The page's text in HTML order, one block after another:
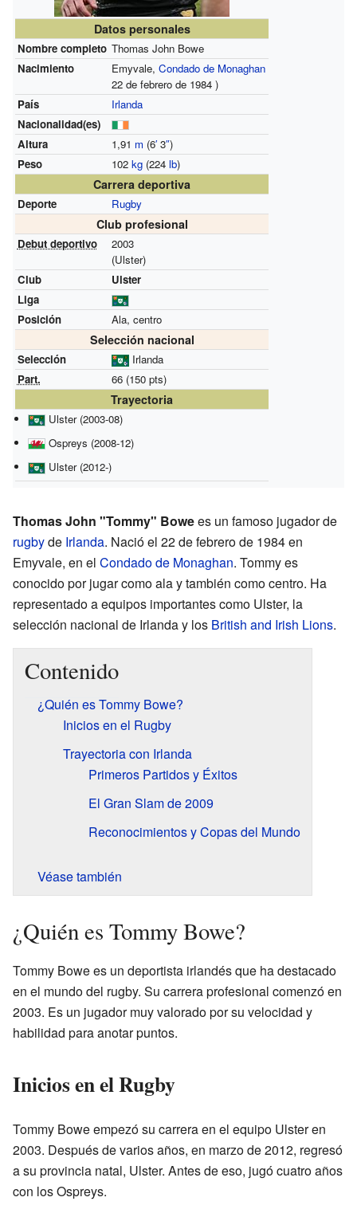
Datos personales
Nombre completo Thomas John Bowe
Nacimiento
Emyvale, Condado de Monaghan
22 de febrero de 1984 )
País
Irlanda
Nacionalidad(es)
Altura
1,91 m (6′3″)
Peso
102 kg(224 lb)
Carrera deportiva
Deporte Rugby
Club profesional
Debut deportivo
2003
(Ulster)
Club
Ulster
Liga
Posición
Ala, centro
Selección nacional
Selección
Irlanda
Part.
66 (150 pts)
Trayectoria
Ulster (2003-08)
Ospreys (2008-12)
Ulster (2012-)
Thomas John "Tommy" Bowees un famoso jugador de
rugbyde Irlanda. Nació el 22 de febrero de 1984 en
Emyvale, en el Condado de Monaghan. Tommy es
conocido por jugar como ala y también como centro. Ha
representado a equipos importantes como Ulster, la
selección nacional de Irlanda y los British and Irish Lions.
Contenido
¿Quién es Tommy Bowe?
Inicios en el Rugby
Trayectoria con Irlanda
Primeros Partidos y Éxitos
El Gran Slam de 2009
Reconocimientos y Copas del Mundo
Véase también
¿Quién es Tommy Bowe?
Tommy Bowe es un deportista irlandés que ha destacado
en el mundo del rugby. Su carrera profesional comenzó en
2003. Es un jugador muy valorado por su velocidad y
habilidad para anotar puntos.
Inicios en el Rugby
Tommy Bowe empezó su carrera en el equipo Ulster en
2003. Después de varios años, en marzo de 2012, regresó
a su provincia natal, Ulster. Antes de eso, jugó cuatro años
con los Ospreys.